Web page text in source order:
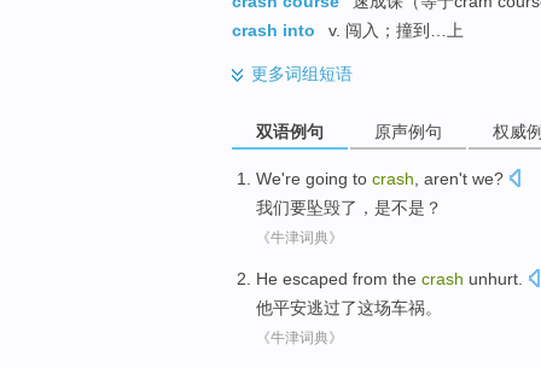
crash into
v. 闯入；撞到…上
更多词组短语
双语例句 原声例句 权威
We're going to crash aren't we?
我们要坠毁了 ， 是不是 ？
《牛津词典》
He escaped from the crash unhurt
他平安逃过了这场车祸。
《牛津词典》